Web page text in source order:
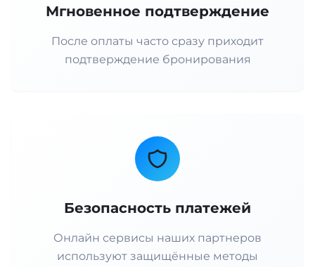
Мгновенное подтверждение
После оплаты часто сразу приходит
подтверждение бронирования
Безопасность платежей
Онлайн сервисы наших партнеров
используют защищённые методы